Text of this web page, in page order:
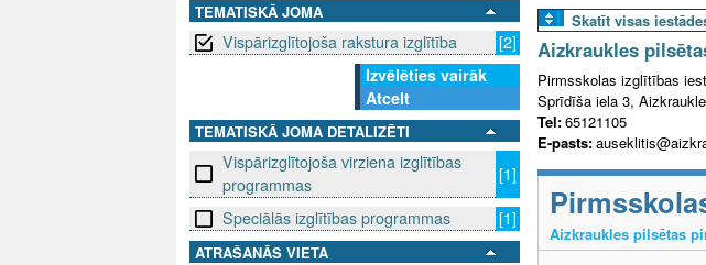
LTEMATISKĀ JOMA
Vispārizglītojoša rakstura izglītība
[2]
Izvēlēties vairāk
Atcelt
TEMATISKĀ JOMA DETALIZĒTI
Vispārizglītojoša virziena izglītības
programmas
[1]
Speciālās izglītības programmas
[1]
ATRAŠANĀS VIETA
Skatīt visas
Aizkraukles
Pirmsskolas izglītības
Sprīdīša iela 3,
Tel:65121105
E-pasts:
Aizkraukles pilsētas